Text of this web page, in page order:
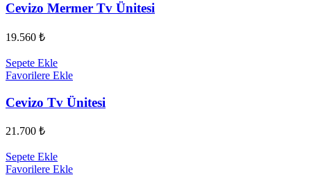
Cevizo Mermer Tv Ünitesi
19.560 ₺
Sepete Ekle
Favorilere Ekle
Cevizo Tv Ünitesi
21.700 ₺
Sepete Ekle
Favorilere Ekle